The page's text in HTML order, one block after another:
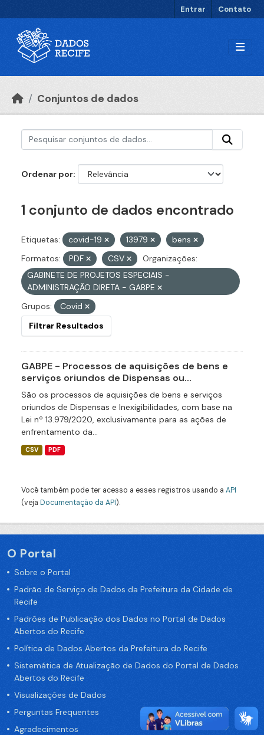
Entrar Contato
Conjuntos de dados
Ordenar por
1 conjunto de dados encontrado
Etiquetas: covid-19 13979
bens
Formatos:
PDF CSV
Organizações:
GABINETE DE PROJETOS ESPECIAIS -
ADMINISTRAÇÃO DIRETA - GABPE
Grupos:
Covid
Filtrar Resultados
GABPE - Processos de aquisições de bens e
serviços oriundos de Dispensas ou...
São os processos de aquisições de bens e serviços
oriundos de Dispensas e Inexigibilidades, com base na
Lei nº 13.979/2020, exclusivamente para as ações de
enfrentamento da...
CSV PDF
Você também pode ter acesso a esses registros usando a API
(veja Documentação da API).
O Portal
Sobre o Portal
Padrão de Serviço de Dados da Prefeitura da Cidade de
Recife
Padrões de Publicação dos Dados no Portal de Dados
Abertos do Recife
Política de Dados Abertos da Prefeitura do Recife
Sistemática de Atualização de Dados do Portal de Dados
Abertos do Recife
Visualizações de Dados
Perguntas Frequentes
Agradecimentos